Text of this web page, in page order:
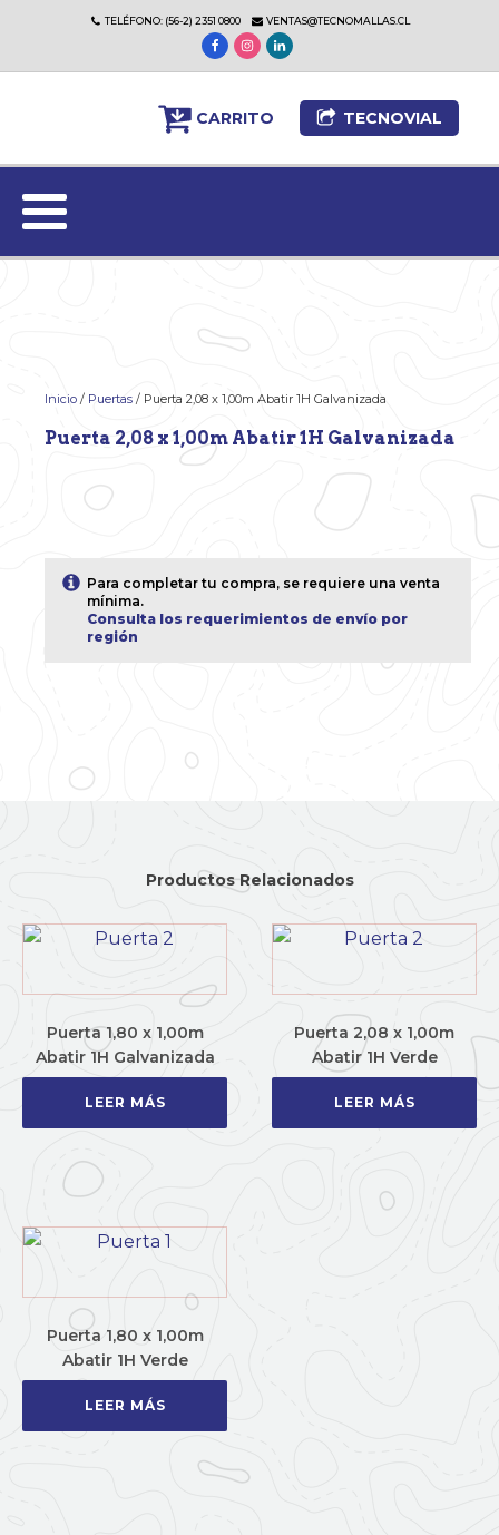
TELÉFONO: (56-2) 2351 0800 VENTAS@TECNOMALLAS.CL
CARRITO TECNOVIAL
Inicio / Puertas / Puerta 2,08 x 1,00m Abatir 1H Galvanizada
Puerta 2,08 x 1,00m Abatir 1H Galvanizada
Para completar tu compra, se requiere una venta
mínima.
Consulta los requerimientos de envío por
región
Productos Relacionados
Puerta 1,80 x 1,00m
Abatir 1H Galvanizada
LEER MÁS
Puerta 2,08 x 1,00m
Abatir 1H Verde
LEER MÁS
Puerta 1,80 x 1,00m
Abatir 1H Verde
LEER MÁS